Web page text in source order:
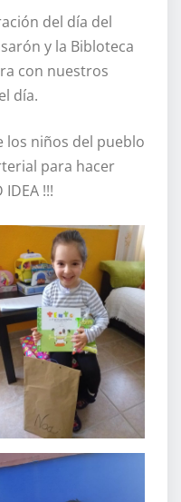
del día del
y la Bibloteca
con nuestros
día.
los niños del pueblo
para hacer
IDEA !!!